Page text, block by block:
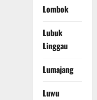
Lombok
Lubuk
Linggau
Lumajang
Luwu